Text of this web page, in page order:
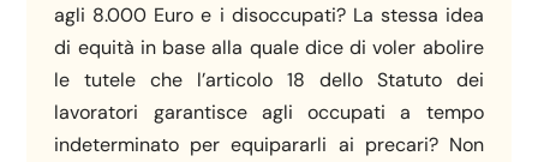
agli 8.000 Euro e i disoccupati? La stessa idea
di equità in base alla quale dice di voler abolire
le tutele che l’articolo 18 dello Statuto dei
lavoratori garantisce agli occupati a tempo
indeterminato per equipararli ai precari? Non